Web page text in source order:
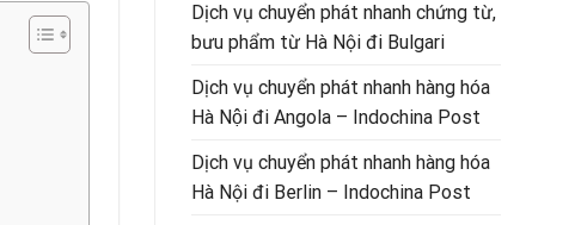
Dịch vụ chuyển phát nhanh chứng từ,
bưu phẩm từ Hà Nội đi Bulgari
Dịch vụ chuyển phát nhanh hàng hóa
Hà Nội đi Angola – Indochina Post
Dịch vụ chuyển phát nhanh hàng hóa
Hà Nội đi Berlin – Indochina Post